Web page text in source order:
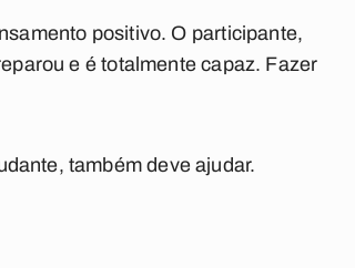
positivo. O participante,
e é totalmente capaz. Fazer
também deve ajudar.